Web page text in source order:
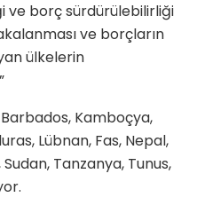
ve borç sürdürülebilirliği
ve borçların
ülkelerin
Kamboçya,
Lübnan, Fas, Nepal,
Tanzanya, Tunus,